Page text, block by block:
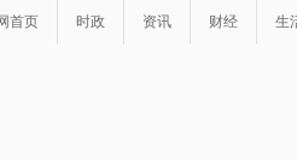
首页 时政 资讯 财经 生